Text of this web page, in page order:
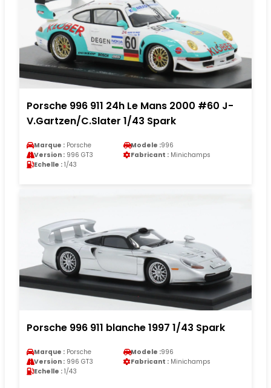
Porsche 996 911 24h Le Mans 2000 #60 J-
V.Gartzen/C.Slater 1/43 Spark
Marque : Porsche Modele :996
Version : 996 GT3 Fabricant : Minichamps
Echelle : 1/43
Porsche 996 911 blanche 1997 1/43 Spark
Marque : Porsche Modele :996
Version : 996 GT3 Fabricant : Minichamps
Echelle : 1/43